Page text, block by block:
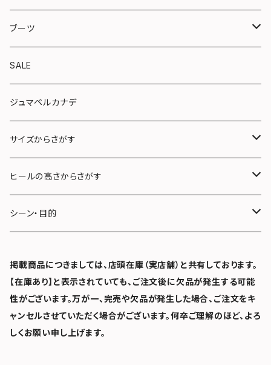
やさしい靴シリーズ
ブーツ
ショート
ロング
SALE
ジュマペルカナデ
サイズからさがす
22.0〜22.5cm (S)
23.0〜23.5cm (M)
25.0〜25.5cm (LL)
ヒールの高さからさがす
３cm未満
５cm〜７cm未満
７cm以上
シーン・目的
雨の日
冠婚葬祭
掲載商品につきましては、店頭在庫（実店舗）と共有しております。
【在庫あり】と表示されていても、ご注文後に欠品が発生する可能
性がございます。万が一、完売や欠品が発生した場合、ご注文をキ
ャンセルさせていただく場合がございます。何卒ご理解のほど、よろ
しくお願い申し上げます。